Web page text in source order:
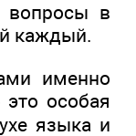
вопросы в
каждый.
именно
особая
языка и